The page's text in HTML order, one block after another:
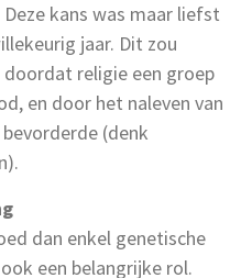
Deze kans was maar liefst
jaar. Dit zou
religie een groep
en door het naleven van
(denk
dan enkel genetische
een belangrijke rol.